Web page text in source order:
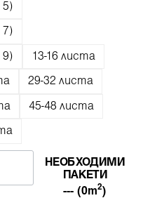
5)
7)
9) 13-16 листа
29-32 листа
45-48 листа
НЕОБХОДИМИ
ПАКЕТИ
--- (0m2)